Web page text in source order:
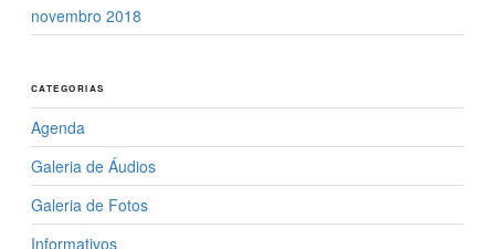
novembro 2018
CATEGORIAS
Agenda
Galeria de Áudios
Galeria de Fotos
Informativos